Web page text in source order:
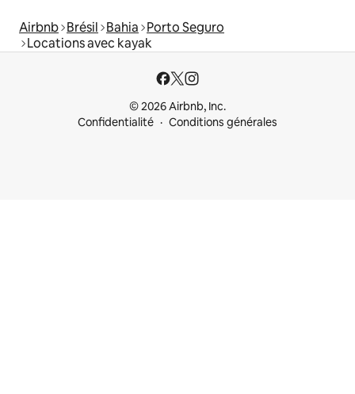
Airbnb Brésil Bahia Porto Seguro
Locations avec kayak
© 2026 Airbnb, Inc.
Confidentialité
Conditions générales